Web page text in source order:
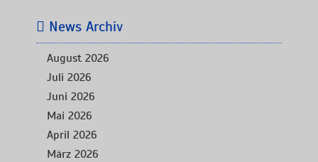
News Archiv
August 2026
Juli 2026
Juni 2026
Mai 2026
April 2026
März 2026